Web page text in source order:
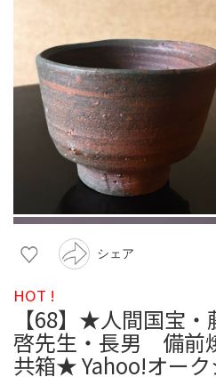
シェア
HOT !
【68】★人間国宝
啓先生・長男 備
共箱★ Yahoo!オー